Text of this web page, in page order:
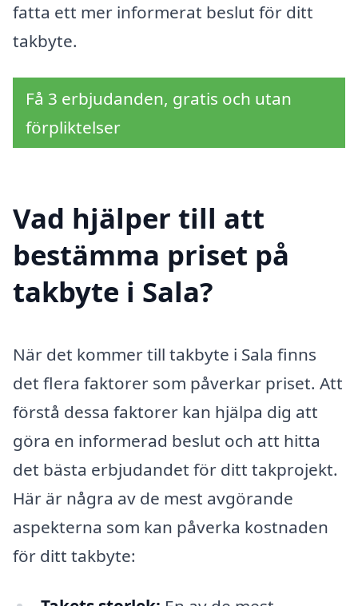
fatta ett mer informerat beslut för ditt
takbyte.
Få 3 erbjudanden, gratis och utan
förpliktelser
Vad hjälper till att
bestämma priset på
takbyte i Sala?
När det kommer till takbyte i Sala finns
det flera faktorer som påverkar priset. Att
förstå dessa faktorer kan hjälpa dig att
göra en informerad beslut och att hitta
det bästa erbjudandet för ditt takprojekt.
Här är några av de mest avgörande
aspekterna som kan påverka kostnaden
för ditt takbyte: